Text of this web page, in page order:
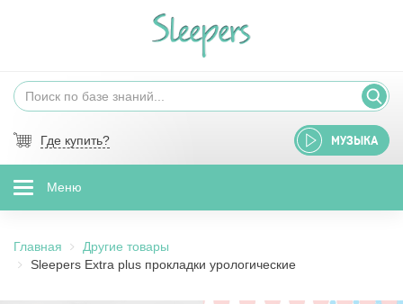
Где купить? МУЗЫКА
Меню
Главная
Другие товары
Sleepers Extra plus прокладки урологические